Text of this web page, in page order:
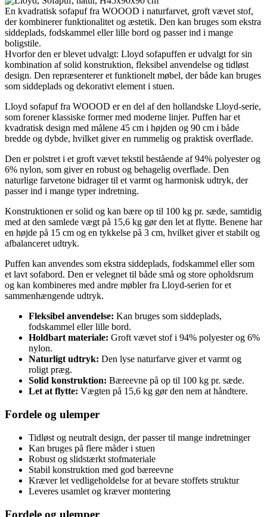
En kvadratisk sofapuf fra WOOOD i naturfarvet, groft vævet stof,
der kombinerer funktionalitet og æstetik. Den kan bruges som ekstra
siddeplads, fodskammel eller lille bord og passer ind i mange
boligstile.
Hvorfor den er blevet udvalgt: Lloyd sofapuffen er udvalgt for sin
kombination af solid konstruktion, fleksibel anvendelse og tidløst
design. Den repræsenterer et funktionelt møbel, der både kan bruges
som siddeplads og dekorativt element i stuen.
Lloyd sofapuf fra WOOOD er en del af den hollandske Lloyd-serie,
som forener klassiske former med moderne linjer. Puffen har et
kvadratisk design med målene 45 cm i højden og 90 cm i både
bredde og dybde, hvilket giver en rummelig og praktisk overflade.
Den er polstret i et groft vævet tekstil bestående af 94% polyester og
6% nylon, som giver en robust og behagelig overflade. Den
naturlige farvetone bidrager til et varmt og harmonisk udtryk, der
passer ind i mange typer indretning.
Konstruktionen er solid og kan bære op til 100 kg pr. sæde, samtidig
med at den samlede vægt på 15,6 kg gør den let at flytte. Benene har
en højde på 15 cm og en tykkelse på 3 cm, hvilket giver et stabilt og
afbalanceret udtryk.
Puffen kan anvendes som ekstra siddeplads, fodskammel eller som
et lavt sofabord. Den er velegnet til både små og store opholdsrum
og kan kombineres med andre møbler fra Lloyd-serien for et
sammenhængende udtryk.
Fleksibel anvendelse: Kan bruges som siddeplads,
fodskammel eller lille bord.
Holdbart materiale: Groft vævet stof i 94% polyester og 6%
nylon.
Naturligt udtryk: Den lyse naturfarve giver et varmt og
roligt præg.
Solid konstruktion: Bæreevne på op til 100 kg pr. sæde.
Let at flytte: Vægten på 15,6 kg gør den nem at håndtere.
Fordele og ulemper
Tidløst og neutralt design, der passer til mange indretninger
Kan bruges på flere måder i stuen
Robust og slidstærkt stofmateriale
Stabil konstruktion med god bæreevne
Kræver let vedligeholdelse for at bevare stoffets struktur
Leveres usamlet og kræver montering
Fordele og ulemper